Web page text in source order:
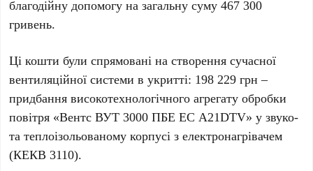
благодійну допомогу на загальну суму 467 300
гривень.
Ці кошти були спрямовані на створення сучасної
вентиляційної системи в укритті: 198 229 грн –
придбання високотехнологічного агрегату обробки
повітря «Вентс ВУТ 3000 ПБЕ ЕС А21DTV» у звуко-
та теплоізольованому корпусі з електронагрівачем
(КЕКВ 3110).